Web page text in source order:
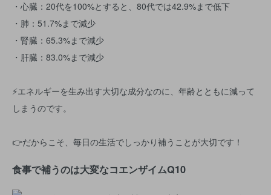
・心臓：20代を100%とすると、80代では42.9%まで低下
・肺：51.7%まで減少
・腎臓：65.3%まで減少
・肝臓：83.0%まで減少
⚡エネルギーを生み出す大切な成分なのに、年齢とともに減って
しまうのです。
👉だからこそ、毎日の生活でしっかり補うことが大切です！
食事で補うのは大変なコエンザイムQ10